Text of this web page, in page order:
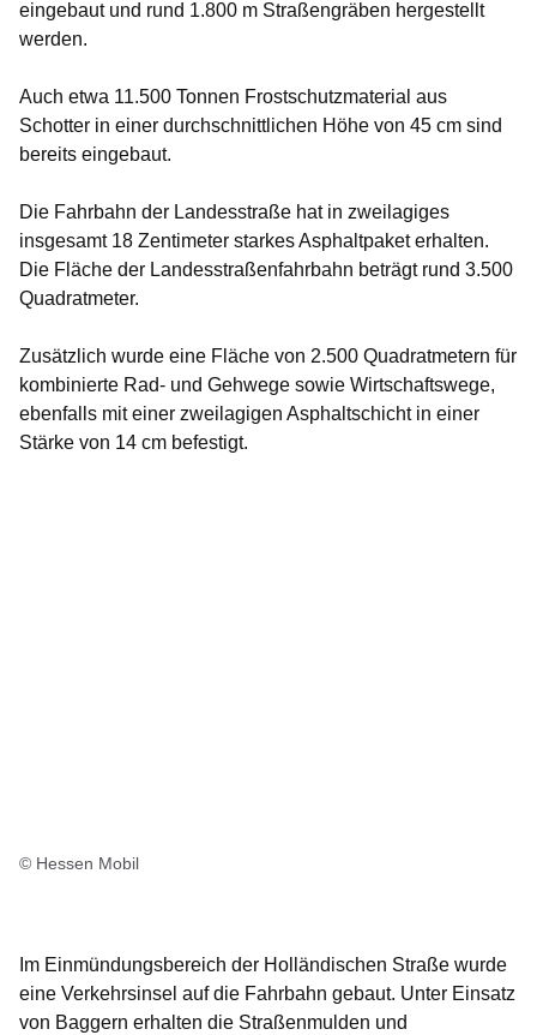
eingebaut und rund 1.800 m Straßengräben hergestellt
werden.
Auch etwa 11.500 Tonnen Frostschutzmaterial aus
Schotter in einer durchschnittlichen Höhe von 45 cm sind
bereits eingebaut.
Die Fahrbahn der Landesstraße hat in zweilagiges
insgesamt 18 Zentimeter starkes Asphaltpaket erhalten.
Die Fläche der Landesstraßenfahrbahn beträgt rund 3.500
Quadratmeter.
Zusätzlich wurde eine Fläche von 2.500 Quadratmetern für
kombinierte Rad- und Gehwege sowie Wirtschaftswege,
ebenfalls mit einer zweilagigen Asphaltschicht in einer
Stärke von 14 cm befestigt.
© Hessen Mobil
Im Einmündungsbereich der Holländischen Straße wurde
eine Verkehrsinsel auf die Fahrbahn gebaut. Unter Einsatz
von Baggern erhalten die Straßenmulden und